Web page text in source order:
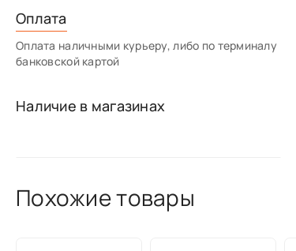
Оплата
Оплата наличными курьеру, либо по терминалу
банковской картой
Наличие в магазинах
Похожие товары